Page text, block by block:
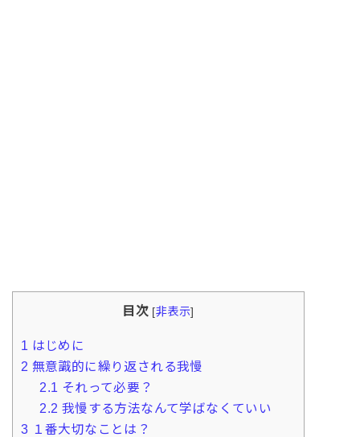
目次 [非表示]
1 はじめに
2 無意識的に繰り返される我慢
2.1 それって必要？
2.2 我慢する方法なんて学ばなくていい
3 １番大切なことは？